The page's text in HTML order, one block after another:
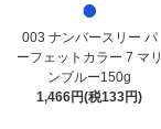
003 ナンバースリー パ
ーフェットカラー 7 マリ
ンブルー150g
1,466円(税133円)